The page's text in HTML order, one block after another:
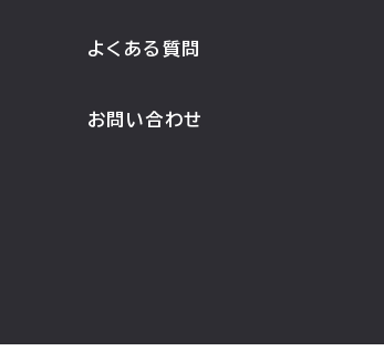
よくある質問
お問い合わせ